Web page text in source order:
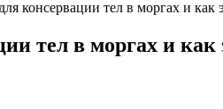
консервации тел в моргах и как
тел в моргах и как